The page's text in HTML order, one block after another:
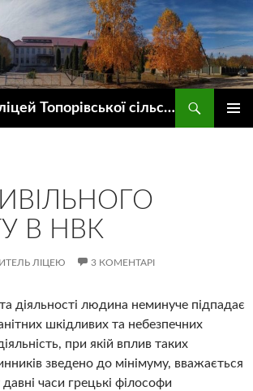
Грозинецький ліцей Топорівської сільської ради
В НВК
ЛІЦЕЮ 3 КОМЕНТАРІ
діяльності людина неминуче підпадає
шкідливих та небезпечних
при якій вплив таких
зведено до мінімуму, вважається
часи грецькі філософи